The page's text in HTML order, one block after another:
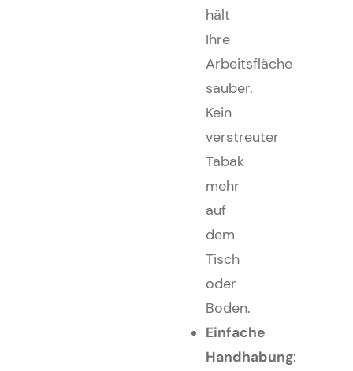
hält
Ihre
Arbeitsfläche
sauber.
Kein
verstreuter
Tabak
mehr
auf
dem
Tisch
oder
Boden.
Einfache
Handhabung: